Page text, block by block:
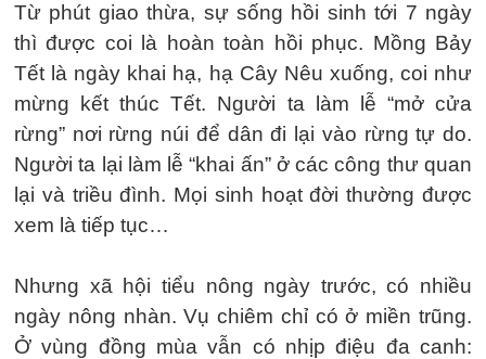
Từ phút giao thừa, sự sống hồi sinh tới 7 ngày
thì được coi là hoàn toàn hồi phục. Mồng Bảy
Tết là ngày khai hạ, hạ Cây Nêu xuống, coi như
mừng kết thúc Tết. Người ta làm lễ “mở cửa
rừng” nơi rừng núi để dân đi lại vào rừng tự do.
Người ta lại làm lễ “khai ấn” ở các công thư quan
lại và triều đình. Mọi sinh hoạt đời thường được
xem là tiếp tục…
Nhưng xã hội tiểu nông ngày trước, có nhiều
ngày nông nhàn. Vụ chiêm chỉ có ở miền trũng.
Ở vùng đồng mùa vẫn có nhịp điệu đa canh: